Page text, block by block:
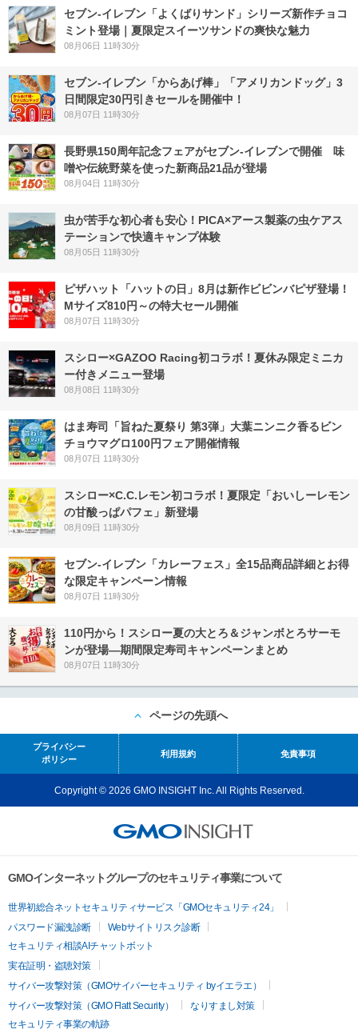
セブン‐イレブン「よくばりサンド」シリーズ新作チョコ
ミント登場｜夏限定スイーツサンドの爽快な魅力
08月06日 11時30分
セブン‐イレブン「からあげ棒」「アメリカンドッグ」3
日間限定30円引きセールを開催中！
08月07日 11時30分
長野県150周年記念フェアがセブン-イレブンで開催 味
噌や伝統野菜を使った新商品21品が登場
08月04日 11時30分
虫が苦手な初心者も安心！PICA×アース製薬の虫ケアス
テーションで快適キャンプ体験
08月05日 11時30分
ピザハット「ハットの日」8月は新作ビビンバピザ登場！
Mサイズ810円～の特大セール開催
08月07日 11時30分
スシロー×GAZOO Racing初コラボ！夏休み限定ミニカ
ー付きメニュー登場
08月08日 11時30分
はま寿司「旨ねた夏祭り 第3弾」大葉ニンニク香るビン
チョウマグロ100円フェア開催情報
08月07日 11時30分
スシロー×C.C.レモン初コラボ！夏限定「おいしーレモン
の甘酸っぱパフェ」新登場
08月09日 11時30分
セブン‐イレブン「カレーフェス」全15品商品詳細とお得
な限定キャンペーン情報
08月07日 11時30分
110円から！スシロー夏の大とろ＆ジャンボとろサーモ
ンが登場―期間限定寿司キャンペーンまとめ
08月07日 11時30分
ページの先頭へ
プライバシー
ポリシー
利用規約 免責事項
Copyright © 2026 GMO INSIGHT Inc. All Rights Reserved.
GMOインターネットグループのセキュリティ事業について
世界初総合ネットセキュリティサービス「GMOセキュリティ24」
パスワード漏洩診断
Webサイトリスク診断
セキュリティ相談AIチャットボット
実在証明・盗聴対策
サイバー攻撃対策（GMOサイバーセキュリティ byイエラエ）
サイバー攻撃対策（GMO Flatt Security）
なりすまし対策
セキュリティ事業の軌跡